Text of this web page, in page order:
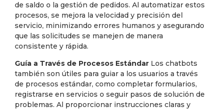
de saldo o la gestión de pedidos. Al automatizar estos
procesos, se mejora la velocidad y precisión del
servicio, minimizando errores humanos y asegurando
que las solicitudes se manejen de manera
consistente y rápida.
Guía a Través de Procesos Estándar Los chatbots
también son útiles para guiar a los usuarios a través
de procesos estándar, como completar formularios,
registrarse en servicios o seguir pasos de solución de
problemas. Al proporcionar instrucciones claras y